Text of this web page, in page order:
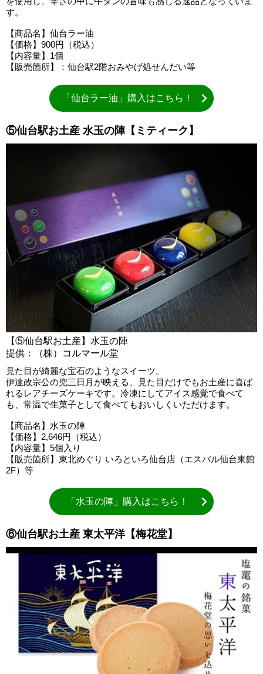
す。
【商品名】仙台ラー油
【価格】900円（税込）
【内容量】1個
【販売箇所】：仙台駅2階おみやげ処せんだい等
「仙台ラー油」購入はこちら！
⑤仙台駅お土産 水玉の陣【ミティーク】
【⑤仙台駅お土産】水玉の陣
提供：（株）コルマール堂
見た目が綺麗な宝石のようなスイーツ。
伊達政宗公の兜三日月が映える、見た目だけでもお土産に喜ば
れるレアチーズケーキです。冷凍にしてアイス感覚で食べて
も、常温で生菓子として食べてもおいしくいただけます。
【商品名】水玉の陣
【価格】2,646円（税込）
【内容量】5個入り
【販売箇所】東北めぐり いろといろ仙台店（エスパル仙台東館
2F）等
「水玉の陣」購入はこちら！
⑥仙台駅お土産 東太平洋【梅花堂】